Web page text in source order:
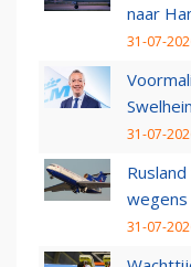
naar
31-07-
31-07-
31-07-